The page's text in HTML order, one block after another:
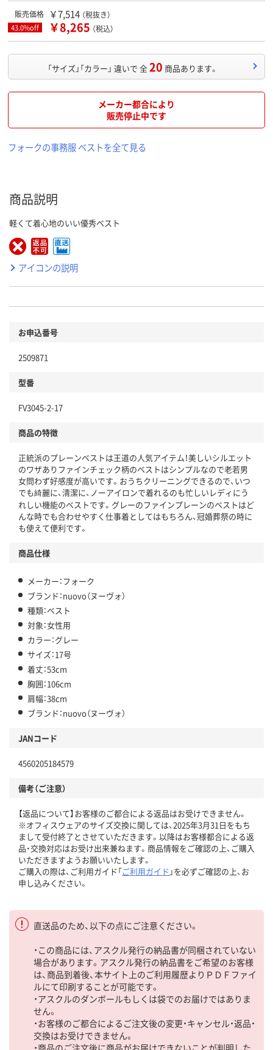
販売価格 ￥7,514 （税抜き）
43.0%off ￥8,265 （税込）
「サイズ」「カラー」 違いで 全20 商品あります。
メーカー都合により
販売停止中です
フォークの事務服 ベストを全て見る
商品説明
軽くて着心地のいい優秀ベスト
アイコンの説明
お申込番号
2509871
型番
FV3045-2-17
商品の特徴
正統派のプレーンベストは王道の人気アイテム！美しいシルエット
のワザありファインチェック柄のベストはシンプルなので老若男
女問わず好感度が高いです。おうちクリーニングできるので、いつ
でも綺麗に、清潔に、ノーアイロンで着れるのも忙しいレディにう
れしい機能のベストです。グレーのファインプレーンのベストはど
んな時でも合わせやすく仕事着としてはもちろん、冠婚葬祭の時に
も使えて便利です。
商品仕様
メーカー：フォーク
ブランド：nuovo（ヌーヴォ）
種類：ベスト
対象：女性用
カラー：グレー
サイズ：17号
着丈：53cm
胸囲：106cm
肩幅：38cm
ブランド：nuovo（ヌーヴォ）
JANコード
4560205184579
備考（ご注意）
【返品について】お客様のご都合による返品はお受けできません。
※オフィスウェアのサイズ交換に関しては、2025年3月31日をもち
まして受付終了とさせていただきます。以降はお客様都合による返
品・交換対応はお受け出来兼ねます。商品情報をご確認の上、ご購入
いただきますようお願いいたします。
ご購入の際は、ご利用ガイド「ご利用ガイド 」を必ずご確認の上、お
申し込みください。
直送品のため、以下の点にご注意ください。
・この商品には、アスクル発行の納品書が同梱されていない
場合があります。アスクル発行の納品書をご希望のお客様
は、商品到着後、本サイト上のご利用履歴よりＰＤＦファイ
ルにて印刷することが可能です。
・アスクルのダンボールもしくは袋でのお届けではありま
せん。
・お客様のご都合によるご注文後の変更・キャンセル・返品・
交換はお受けできません。